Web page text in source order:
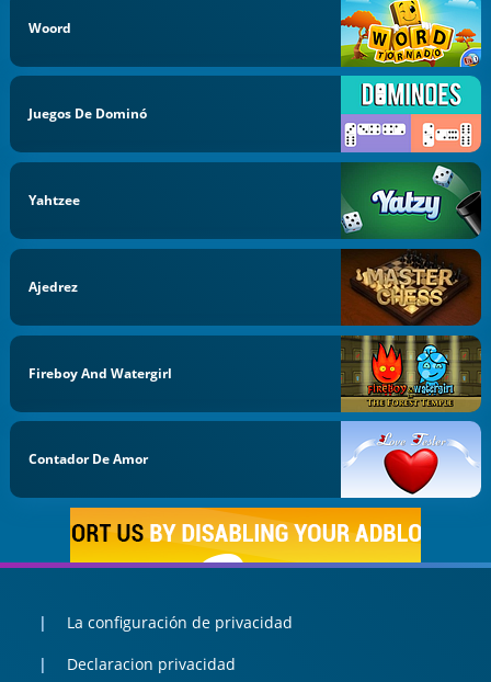
Woord
Juegos De Dominó
Yahtzee
Ajedrez
Fireboy And Watergirl
Contador De Amor
La configuración de privacidad
Declaracion privacidad